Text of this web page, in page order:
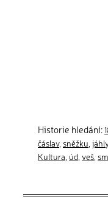
Historie hledání:
čáslav, sněžku jáhly
Kultura úd veš